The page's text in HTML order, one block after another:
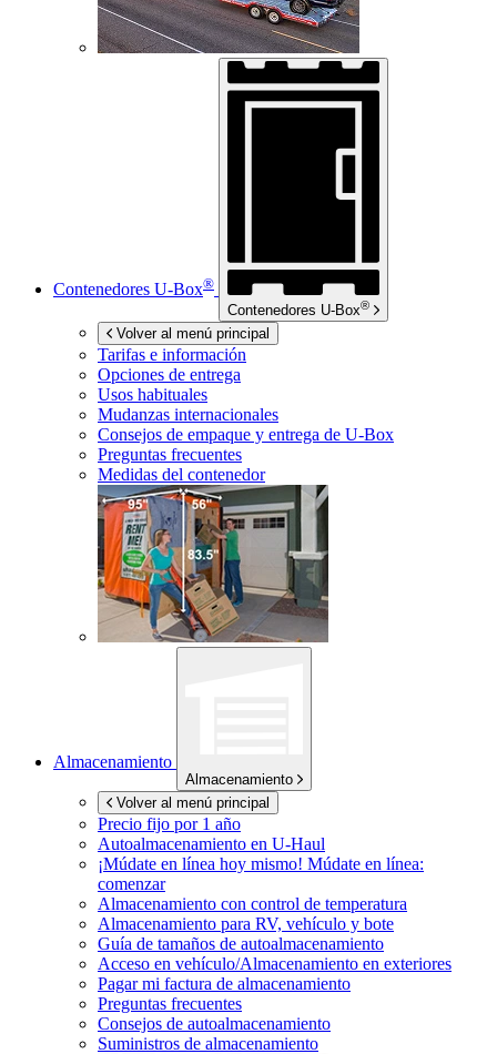
Contenedores U-Box®
Contenedores U-Box®
Volver al menú principal
Tarifas e información
Opciones de entrega
Usos habituales
Mudanzas internacionales
Consejos de empaque y entrega de U-Box
Preguntas frecuentes
Medidas del contenedor
Almacenamiento
Almacenamiento
Volver al menú principal
Precio fijo por 1 año
Autoalmacenamiento en U-Haul
¡Múdate en línea hoy mismo! Múdate en línea:
comenzar
Almacenamiento con control de temperatura
Almacenamiento para RV, vehículo y bote
Guía de tamaños de autoalmacenamiento
Acceso en vehículo/Almacenamiento en exteriores
Pagar mi factura de almacenamiento
Preguntas frecuentes
Consejos de autoalmacenamiento
Suministros de almacenamiento